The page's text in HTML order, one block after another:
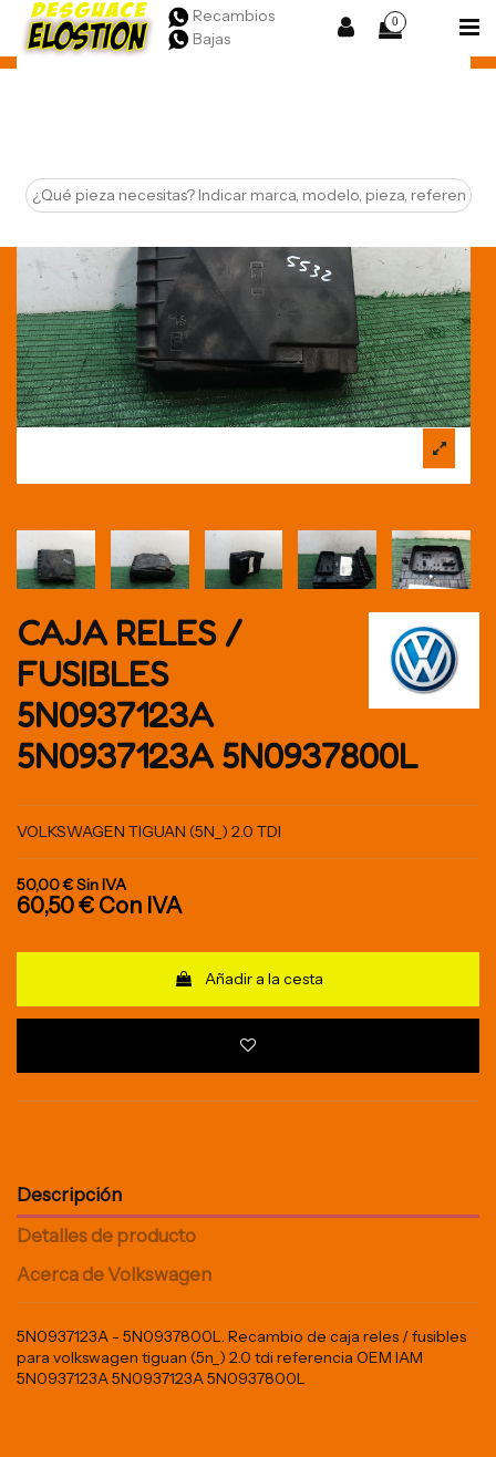
Recambios
Bajas
0
CAJA RELES /
FUSIBLES
5N0937123A
5N0937123A 5N0937800L
VOLKSWAGEN TIGUAN (5N_) 2.0 TDI
50,00 €Sin IVA
60,50 € Con IVA
Añadir a la cesta
Descripción
Detalles de producto
Acerca de Volkswagen
5N0937123A - 5N0937800L. Recambio de caja reles / fusibles
para volkswagen tiguan (5n_) 2.0 tdi referencia OEM IAM
5N0937123A 5N0937123A 5N0937800L